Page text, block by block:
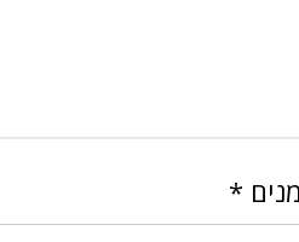
*